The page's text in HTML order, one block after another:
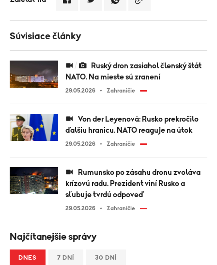
Súvisiace články
NATO. Na mieste sú zranení
29.05.2026 Zahraničie
Von der Leyenová: Rusko prekročilo
ďalšiu hranicu. NATO reaguje na útok
29.05.2026 Zahraničie
krízovú radu. Prezident viní Rusko a
sľubuje tvrdú odpoveď
29.05.2026 Zahraničie
Najčítanejšie správy
DNES 7 DNÍ 30 DNÍ